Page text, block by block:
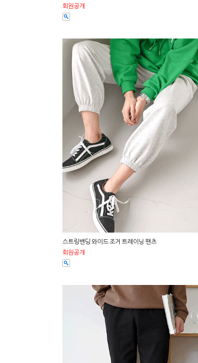
회원공개
스트링밴딩 와이드 조거 트레이닝 팬츠
회원공개